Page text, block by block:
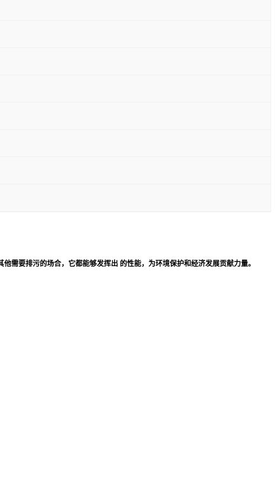
需要排污的场合，它都能够发挥出 的性能，为环境保护和经济发展贡献力量。